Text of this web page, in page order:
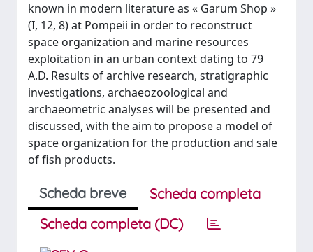
known in modern literature as « Garum Shop »
(I, 12, 8) at Pompeii in order to reconstruct
space organization and marine resources
exploitation in an urban context dating to 79
A.D. Results of archive research, stratigraphic
investigations, archaeozoological and
archaeometric analyses will be presented and
discussed, with the aim to propose a model of
space organization for the production and sale
of fish products.
Scheda breve
Scheda completa
Scheda completa (DC)